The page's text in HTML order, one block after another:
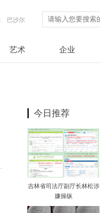
巴沙尔
艺术 企业
今日推荐
吉林省司法厅副厅长林松涉
嫌操纵